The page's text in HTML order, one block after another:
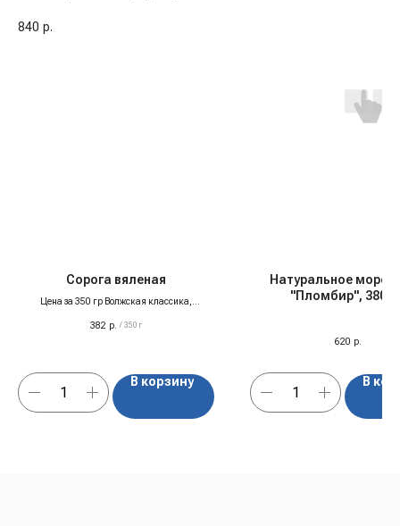
840 р.
Сорога вяленая
Цена за 350 гр Волжская классика,
382 р. / 350 г
В корзину
Натуральное
"Пломбир", 380
620 р.
В